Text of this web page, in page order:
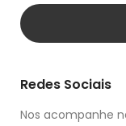
Redes Sociais
Nos acompanhe